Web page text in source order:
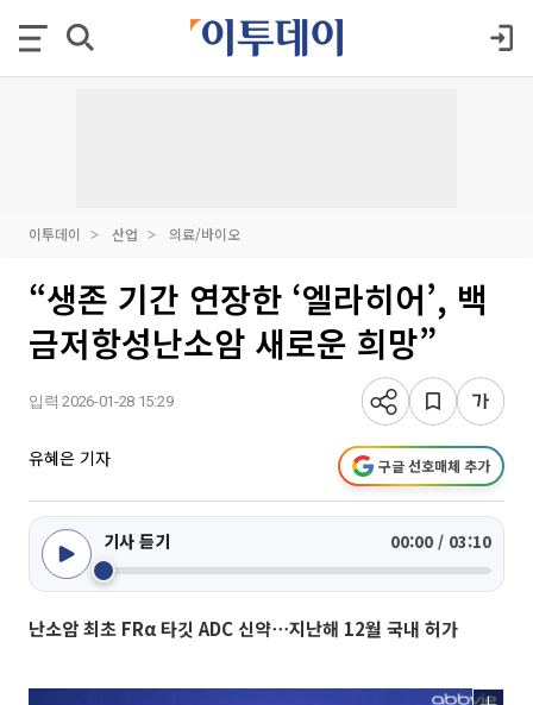
이투데이 산업 의료/바이오
“생존 기간 연장한 ‘엘라히어’, 백
금저항성난소암 새로운 희망”
입력 2026-01-28 15:29
유혜은 기자 구글 선호매체 추가
기사 듣기 00:00 / 03:10
난소암 최초 FRα 타깃 ADC 신약⋯지난해 12월 국내 허가